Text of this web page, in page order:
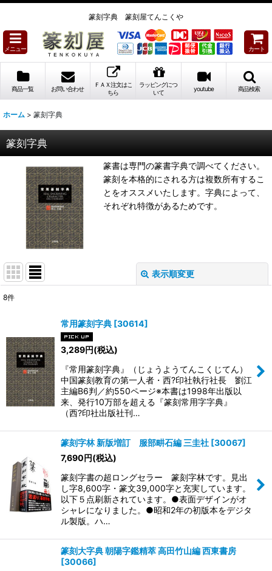
篆刻字典 篆刻屋てんこくや
メニュー カート
商品一覧 お問い合わせ
ＦＡＸ注文はこ
ちら
ラッピングにつ
いて
youtube 商品検索
ホーム > 篆刻字典
篆刻字典
篆書は専門の篆書字典で調べてください。
篆刻を本格的にされる方は複数所有するこ
とをオススメいたします。字典によって、
それぞれ特徴があるためです。
表示順変更
並び順:
絞り込む
8件
常用篆刻字典 [30614]
3,289円(税込)
『常用篆刻字典』（じょうようてんこくじてん）
中国篆刻教育の第一人者・西?印社執行社長 劉江
主編B6判／約550ページ※本書は1998年出版以
来、発行10万部を超える『篆刻常用字字典』
（西?印社出版社刊…
篆刻字林 新版増訂 服部畊石編 三圭社 [30067]
7,690 円(税込)
篆刻字書の超ロングセラー 篆刻字林です。見出
し字8,600字・篆文39,000字と充実しています。
以下５点刷新されています。●表面デザインがオ
シャレになりました。●昭和2年の初版本をデジタ
ル製版。ハ…
篆刻大字典 朝陽字鑑精萃 高田竹山編 西東書房
[30066]